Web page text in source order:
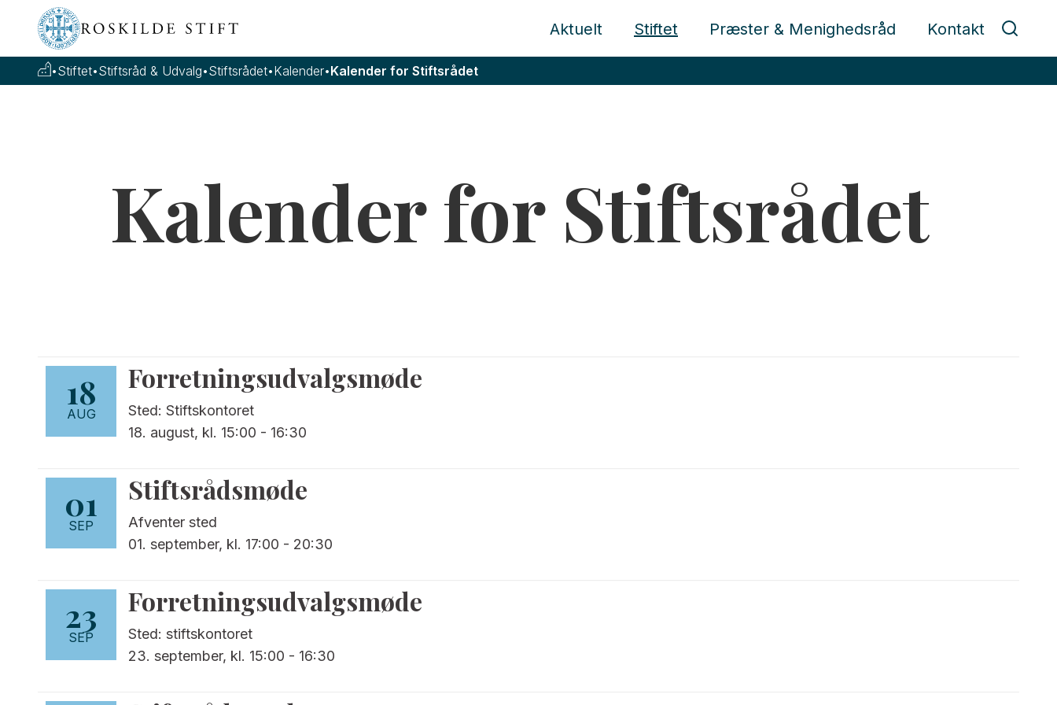
Aktuelt Stiftet Præster & Menighedsråd Kontakt
•Stiftet•Stiftsråd & Udvalg•Stiftsrådet•Kalender•Kalender for Stiftsrådet
Kalender for Stiftsrådet
18
AUG
Forretningsudvalgsmøde
Sted: Stiftskontoret
18. august, kl. 15:00 - 16:30
01
SEP
Stiftsrådsmøde
Afventer sted
01. september, kl. 17:00 - 20:30
23
SEP
Forretningsudvalgsmøde
Sted: stiftskontoret
23. september, kl. 15:00 - 16:30